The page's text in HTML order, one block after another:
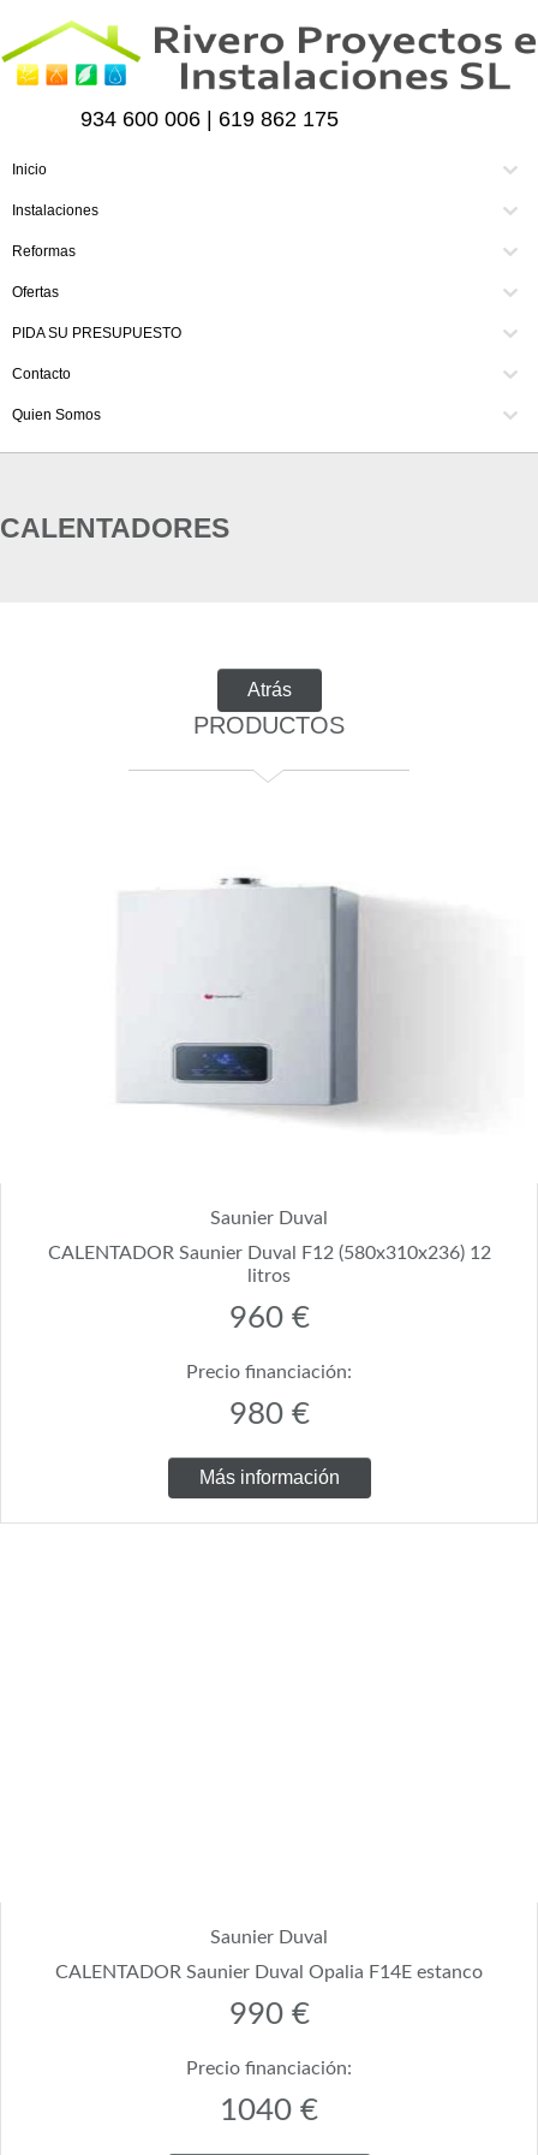
934 600 006 | 619 862 175
Inicio
Instalaciones
Reformas
Ofertas
PIDA SU PRESUPUESTO
Contacto
Quien Somos
CALENTADORES
PRODUCTOS
Saunier Duval
CALENTADOR Saunier Duval F12 (580x310x236) 12
litros
960 €
Precio financiación:
980 €
Más información
Saunier Duval
CALENTADOR Saunier Duval Opalia F14E estanco
990 €
Precio financiación:
1040 €